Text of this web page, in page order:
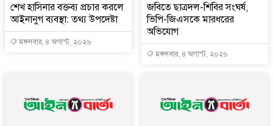
শেখ হাসিনার বক্তব্য প্রচার করলে
আইনানুগ ব্যবস্থা: তথ্য উপদেষ্টা
মঙ্গলবার, ৪ অগাস্ট, ২০২৬
জবিতে ছাত্রদল-শিবির সংঘর্ষ,
ভিপি-জিএসকে মারধরের
অভিযোগ
মঙ্গলবার, ৪ অগাস্ট, ২০২৬